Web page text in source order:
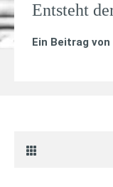
Entsteht
Ein Beitrag von